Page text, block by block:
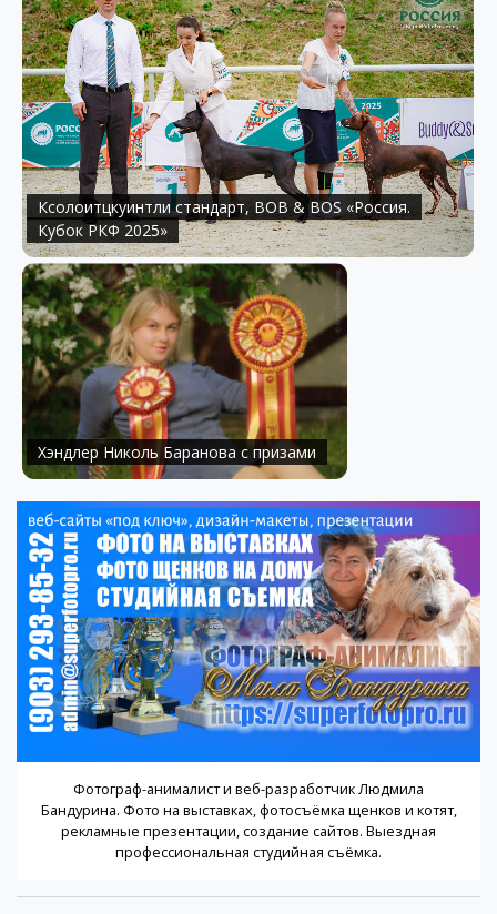
Ксолоитцкуинтли стандарт, BOB & BOS «Россия.
Кубок РКФ 2025»
Хэндлер Николь Баранова с призами
Фотограф-анималист и веб-разработчик Людмила
Бандурина. Фото на выставках, фотосъёмка щенков и котят,
рекламные презентации, создание сайтов. Выездная
профессиональная студийная съёмка.